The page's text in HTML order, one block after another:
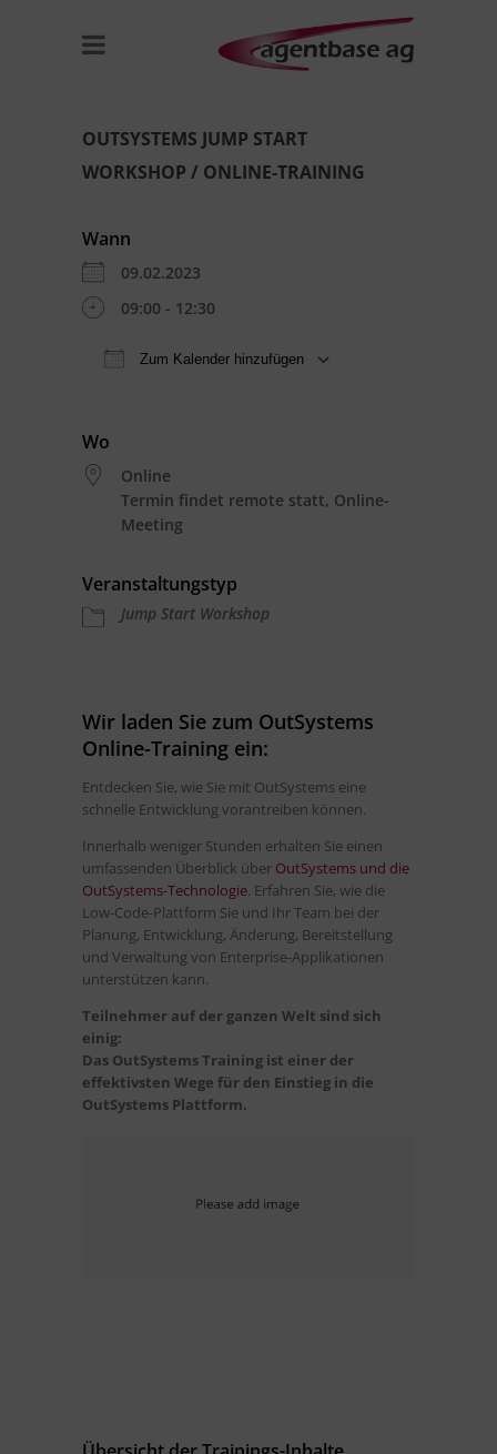
OUTSYSTEMS JUMP START
WORKSHOP / ONLINE-TRAINING
Wann
09.02.2023
09:00 - 12:30
Zum Kalender hinzufügen
Wo
Online
Termin findet remote statt, Online-
Meeting
Veranstaltungstyp
Jump Start Workshop
Wir laden Sie zum OutSystems
Online-Training ein:
Entdecken Sie, wie Sie mit OutSystems eine
schnelle Entwicklung vorantreiben können.
Innerhalb weniger Stunden erhalten Sie einen
umfassenden Überblick über OutSystems und die
OutSystems-Technologie. Erfahren Sie, wie die
Low-Code-Plattform Sie und Ihr Team bei der
Planung, Entwicklung, Änderung, Bereitstellung
und Verwaltung von Enterprise-Applikationen
unterstützen kann.
Teilnehmer auf der ganzen Welt sind sich
einig:
Das OutSystems Training ist einer der
effektivsten Wege für den Einstieg in die
OutSystems Plattform.